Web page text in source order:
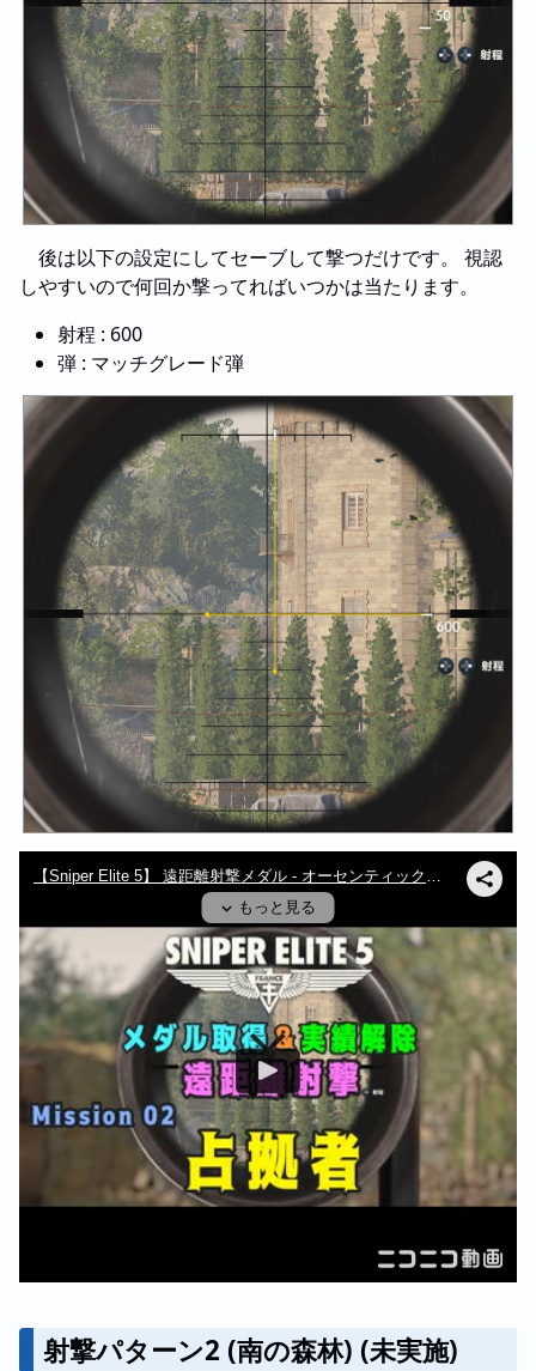
後は以下の設定にしてセーブして撃つだけです。 視認
しやすいので何回か撃ってればいつかは当たります。
射程 : 600
弾 : マッチグレード弾
射撃パターン2 (南の森林) (未実施)